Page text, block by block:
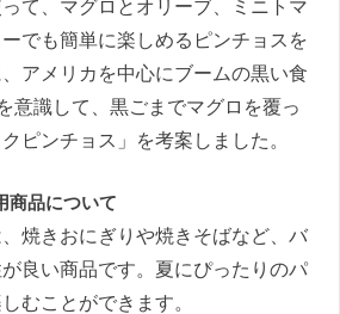
て、マグロとオリーブ、ミニトマ
でも簡単に楽しめるピンチョスを
アメリカを中心にブームの黒い食
意識して、黒ごまでマグロを覆っ
ピンチョス」を考案しました。
商品について
焼きおにぎりや焼きそばなど、バ
良い商品です。夏にぴったりのパ
むことができます。